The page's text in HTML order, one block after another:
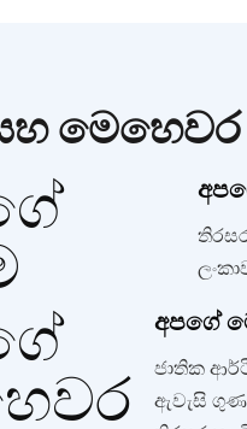
මෙහෙවර
අපගේ
ජාතික
ඇවැසි